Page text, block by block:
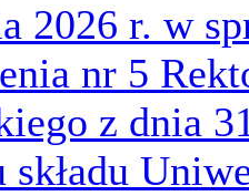
2026 r. w
nr 5
z dnia
składu